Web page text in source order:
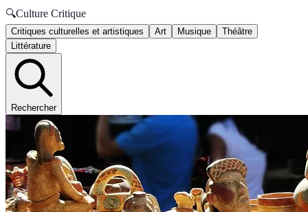
🔍Culture Critique
Critiques culturelles et artistiques Art Musique
Théâtre
Littérature
Rechercher